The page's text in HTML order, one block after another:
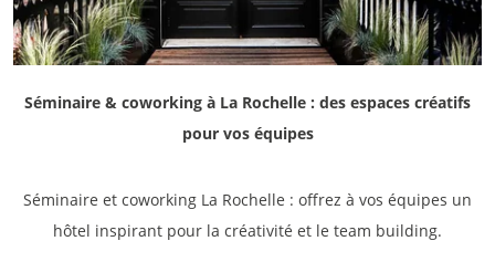
Séminaire & coworking à La Rochelle : des espaces créatifs
pour vos équipes
Séminaire et coworking La Rochelle : offrez à vos équipes un
hôtel inspirant pour la créativité et le team building.